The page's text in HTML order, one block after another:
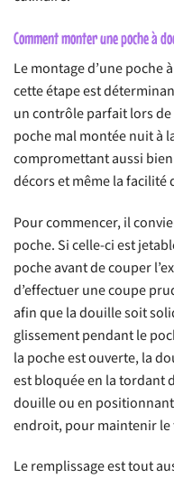
Comment monter une poche à
Le montage d’une poche
cette étape est
un contrôle parfait lors
poche mal montée nuit à
compromettant aussi
décors et même la facilité
Pour commencer, il
poche. Si celle-ci est
poche avant de couper
d’effectuer une coupe
afin que la douille soit
glissement pendant le
la poche est ouverte, la
est bloquée en la tordant
douille ou en
endroit, pour maintenir le
Le remplissage est tout